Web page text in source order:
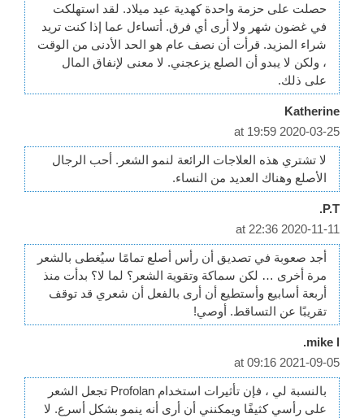
حصلت على حزمة واحدة كهدية عيد ميلاد. لقد استهلكت
في غضون شهر ولا أرى أي فرق. أتساءل عما إذا كنت تريد
شراء المزيد. قرأت أن نصف عام هو الحد الأدنى من الوقت
، ولكن لا يبدو أن الصلع يزعجني. لا معنى لإنفاق المال
على ذلك.
Katherine
2020-03-25 at 19:59
لا تشتري هذه العلاجات الرائعة لنمو الشعر. أحب الرجال
الأصلع وهناك العديد من النساء.
P.T.
2020-11-11 at 22:36
أجد صعوبة في تصديق أن رأس أصلع تمامًا سيُغطى بالشعر
مرة أخرى … لكن سماكة وتقوية الشعر؟ لما لا؟ بدأت منذ
أربعة أسابيع وأستطيع أن أرى بالفعل أن شعري قد توقف
تقريبًا عن التساقط. أوصي!
mike l.
2021-09-05 at 09:16
بالنسبة لي ، فإن تأثيرات استخدام Profolan تجعل الشعر
على رأسي كثيفًا ويمكنني أن أرى أنه ينمو بشكل أسرع. لا